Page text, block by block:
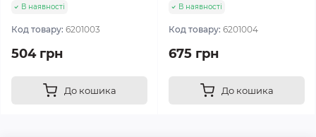
В наявності
Код товару: 6201003
504 грн
До кошика
В наявності
Код товару: 6201004
675 грн
До кошика